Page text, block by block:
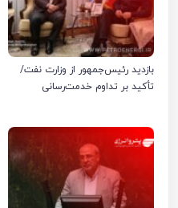
بازدید رئیس‌جمهور از وزارت نفت/
تأکید بر تداوم خدمت‌رسانی